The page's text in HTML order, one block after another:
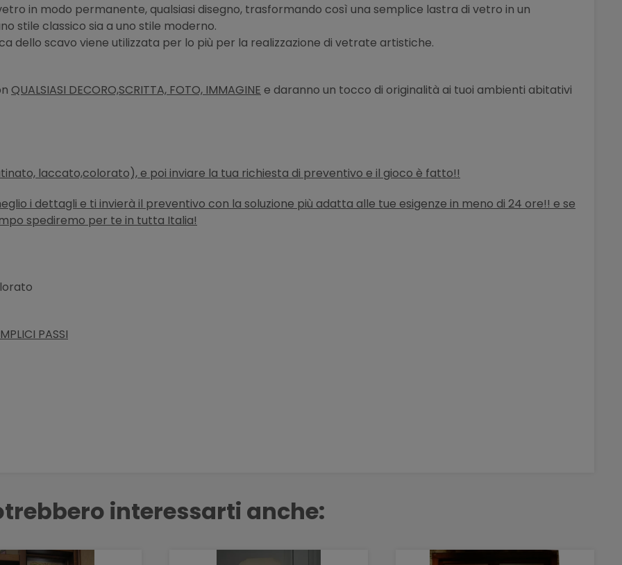
in modo permanente, qualsiasi disegno, trasformando così una semplice lastra di vetro in un
stile classico sia a uno stile moderno.
dello scavo viene utilizzata per lo più per la realizzazione di vetrate artistiche.
QUALSIASI DECORO,SCRITTA, FOTO, IMMAGINE e daranno un tocco di originalità ai tuoi ambienti abitativi
laccato,colorato), e poi inviare la tua richiesta di preventivo e il gioco è fatto!!
i dettagli e ti invierà il preventivo con la soluzione più adatta alle tue esigenze in meno di 24 ore!! e se
spediremo per te in tutta Italia!
PASSI
interessarti anche: